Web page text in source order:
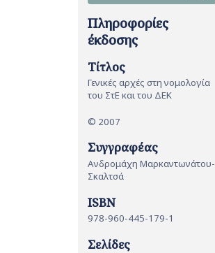
Πληροφορίες
έκδοσης
Τίτλος
Γενικές αρχές στη νομολογία
του ΣτΕ και του ΔΕΚ
© 2007
Συγγραφέας
Ανδρομάχη Μαρκαντωνάτου-
Σκαλτσά
ISBN
978-960-445-179-1
Σελίδες